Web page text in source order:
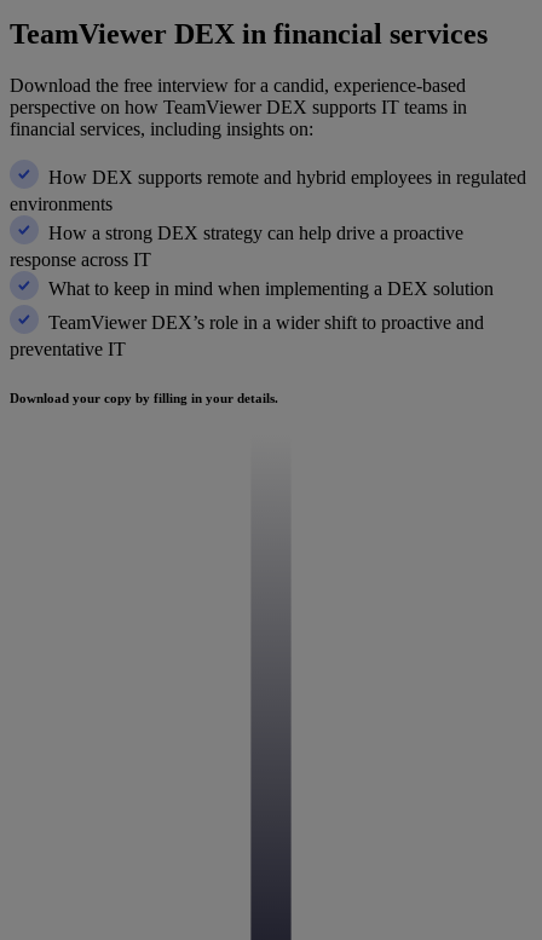
TeamViewer DEX in financial services
Download the free interview for a candid, experience-based
perspective on how TeamViewer DEX supports IT teams in
financial services, including insights on:
How DEX supports remote and hybrid employees in regulated
environments
How a strong DEX strategy can help drive a proactive
response across IT
What to keep in mind when implementing a DEX solution
TeamViewer DEX’s role in a wider shift to proactive and
preventative IT
Download your copy by filling in your details.